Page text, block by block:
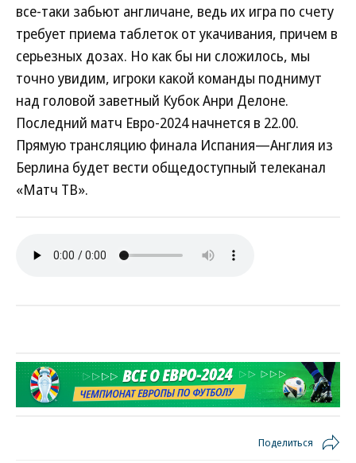
все-таки забьют англичане, ведь их игра по счету
требует приема таблеток от укачивания, причем в
серьезных дозах. Но как бы ни сложилось, мы
точно увидим, игроки какой команды поднимут
над головой заветный Кубок Анри Делоне.
Последний матч Евро-2024 начнется в 22.00.
Прямую трансляцию финала Испания—Англия из
Берлина будет вести общедоступный телеканал
«Матч ТВ».
Поделиться